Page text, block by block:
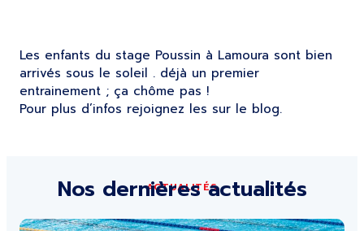
Les enfants du stage Poussin à Lamoura sont bien
arrivés sous le soleil . déjà un premier
entrainement ; ça chôme pas !
Pour plus d’infos rejoignez les sur le blog.
ACTUALITÉS
Nos dernières actualités